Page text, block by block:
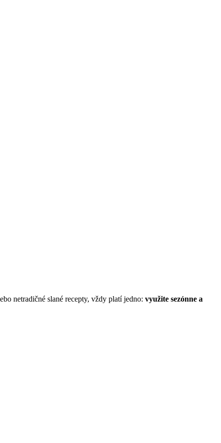
netradičné slané recepty, vždy platí jedno: využite sezónne a